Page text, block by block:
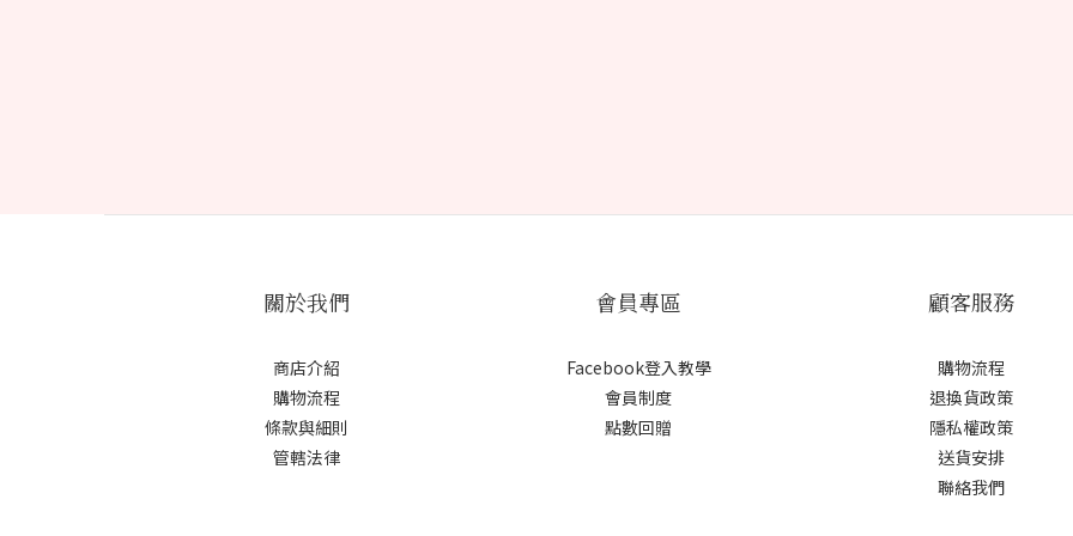
關於我們
商店介紹
購物流程
條款與細則
管轄法律
會員專區
Facebook登入教學
會員制度
點數回贈
顧客服務
購物流程
退換貨政策
隱私權政策
送貨安排
聯絡我們